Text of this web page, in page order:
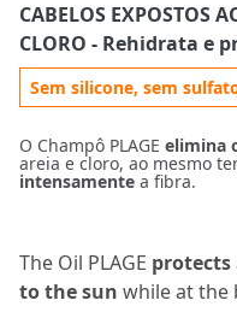
CABELOS EXPOSTOS
CLORO - Rehidrata e
Sem silicone, sem
O Champô PLAGE elimina
areia e cloro, ao mesmo
intensamente a fibra.
The Oil PLAGE protects
to the sun while at the